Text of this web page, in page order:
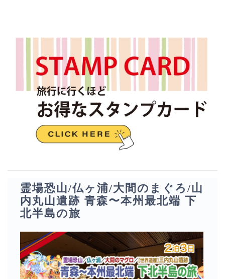
霊場恐山/仏ヶ浦/大間のまぐろ/山
内丸山遺跡 青森〜本州最北端 下
北半島の旅